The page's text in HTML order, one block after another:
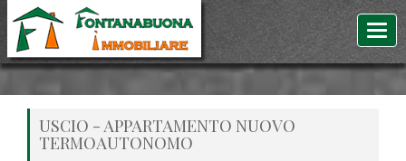
USCIO - APPARTAMENTO NUOVO
TERMOAUTONOMO